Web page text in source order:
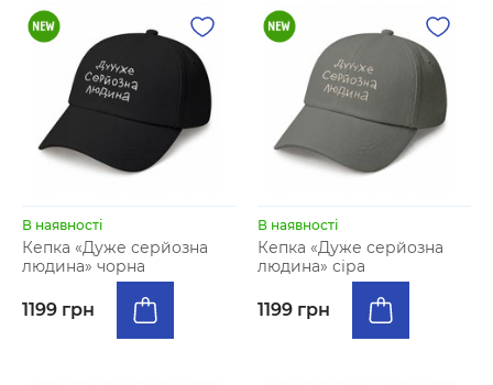
В наявності
Кепка «Дуже серйозна
людина» чорна
1199 грн
В наявності
Кепка «Дуже серйозна
людина» сіра
1199 грн